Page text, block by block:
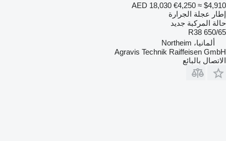
AED 18,030 €4,250 ≈ $4,910
إطار عجلة الجرارة
حالة المركبة جديد
650/65 R38
ألمانيا، Northeim
Agravis Technik Raiffeisen GmbH
الاتصال بالبائع